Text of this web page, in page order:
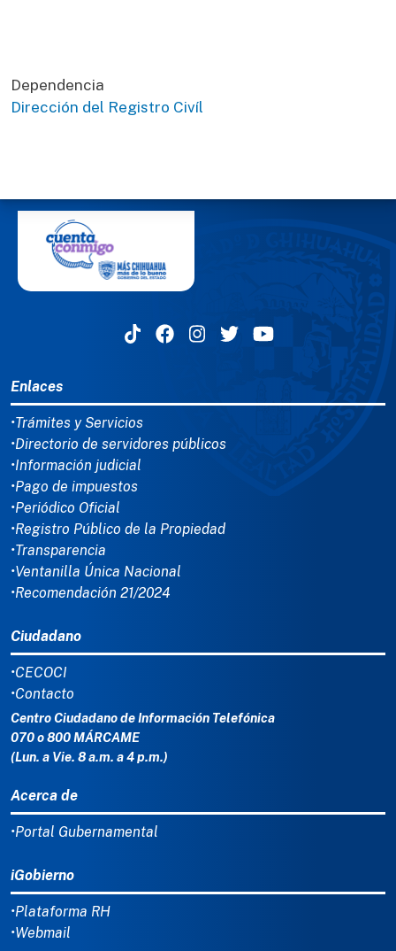
Dependencia
Dirección del Registro Civíl
Enlaces
•Trámites y Servicios
•Directorio de servidores públicos
•Información judicial
•Pago de impuestos
•Periódico Oficial
•Registro Público de la Propiedad
•Transparencia
•Ventanilla Única Nacional
•Recomendación 21/2024
Ciudadano
•CECOCI
•Contacto
Centro Ciudadano de Información Telefónica
070 o 800 MÁRCAME
(Lun. a Vie. 8 a.m. a 4 p.m.)
Acerca de
•Portal Gubernamental
iGobierno
•Plataforma RH
•Webmail